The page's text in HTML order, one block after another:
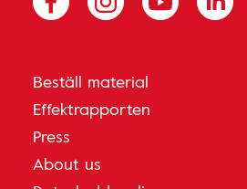
Beställ material
Effektrapporten
Press
About us